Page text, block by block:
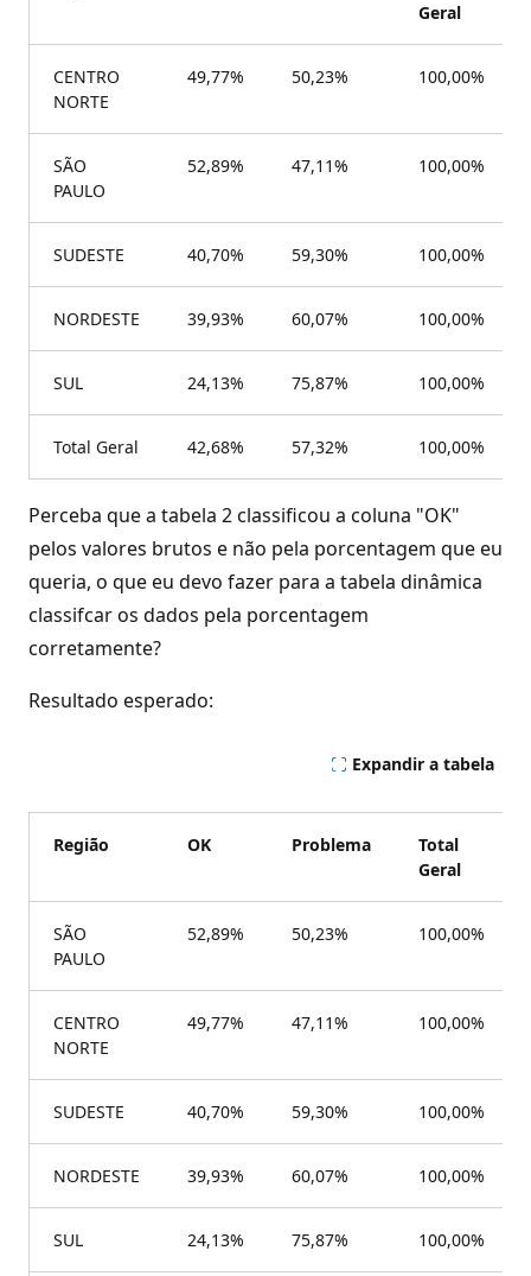
Geral
CENTRO
NORTE
49,77% 50,23% 100,00%
SÃO
PAULO
52,89% 47,11% 100,00%
SUDESTE 40,70% 59,30% 100,00%
NORDESTE 39,93% 60,07% 100,00%
SUL 24,13% 75,87% 100,00%
Total Geral 42,68% 57,32% 100,00%
Perceba que a tabela 2 classificou a coluna "OK"
pelos valores brutos e não pela porcentagem que eu
queria, o que eu devo fazer para a tabela dinâmica
classifcar os dados pela porcentagem
corretamente?
Resultado esperado:
Expandir a tabela
Região OK Problema
Total
Geral
SÃO
PAULO
52,89% 50,23% 100,00%
CENTRO
NORTE
49,77% 47,11% 100,00%
SUDESTE 40,70% 59,30% 100,00%
NORDESTE 39,93% 60,07% 100,00%
SUL 24,13% 75,87% 100,00%